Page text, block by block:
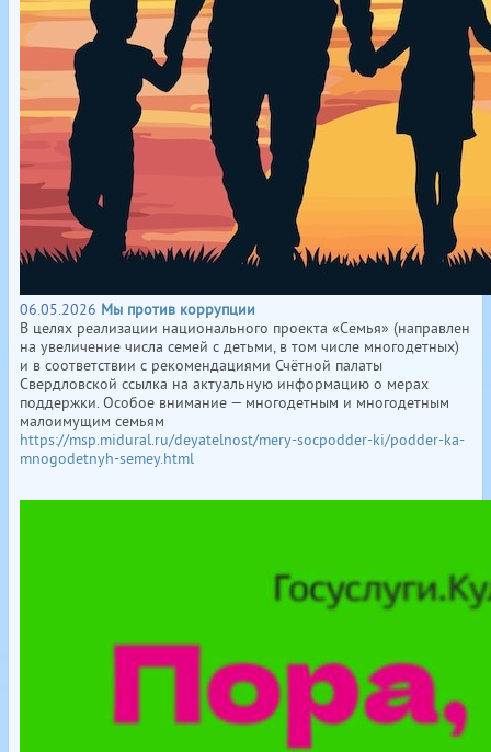
06.05.2026 Мы против коррупции
В целях реализации национального проекта «Семья» (направлен
на увеличение числа семей с детьми, в том числе многодетных)
и в соответствии с рекомендациями Счётной палаты
Свердловской ссылка на актуальную информацию о мерах
поддержки. Особое внимание — многодетным и многодетным
малоимущим семьям
https://msp.midural.ru/deyatelnost/mery-socpodder-ki/podder-ka-
mnogodetnyh-semey.html